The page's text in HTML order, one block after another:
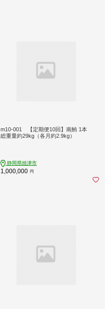
m10-001 【定期便10回】南鮪 1本
総重量約29kg（各月約2.9kg）
静岡県焼津市
1,000,000 円